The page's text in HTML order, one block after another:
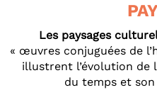
Les paysages
« œuvres conjuguées de
illustrent l’évolution de
du temps et